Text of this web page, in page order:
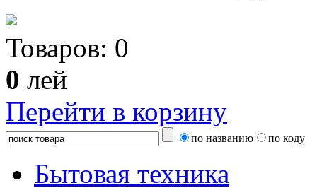
Товаров: 0
0 лей
Перейти в корзину
по названию по коду
Бытовая техника